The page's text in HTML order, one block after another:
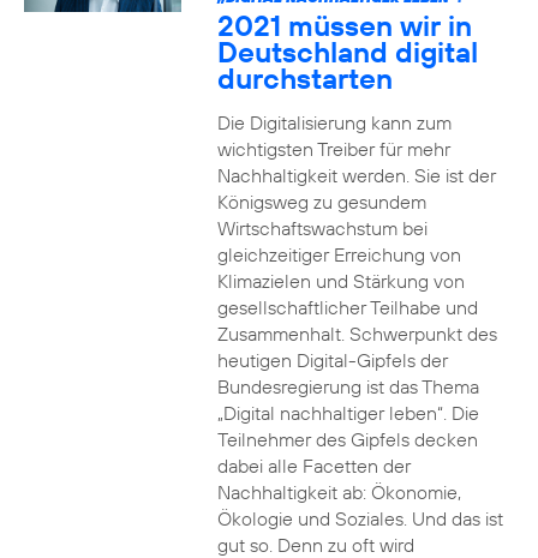
2021 müssen wir in
Deutschland digital
durchstarten
Die Digitalisierung kann zum
wichtigsten Treiber für mehr
Nachhaltigkeit werden. Sie ist der
Königsweg zu gesundem
Wirtschaftswachstum bei
gleichzeitiger Erreichung von
Klimazielen und Stärkung von
gesellschaftlicher Teilhabe und
Zusammenhalt. Schwerpunkt des
heutigen Digital-Gipfels der
Bundesregierung ist das Thema
„Digital nachhaltiger leben“. Die
Teilnehmer des Gipfels decken
dabei alle Facetten der
Nachhaltigkeit ab: Ökonomie,
Ökologie und Soziales. Und das ist
gut so. Denn zu oft wird